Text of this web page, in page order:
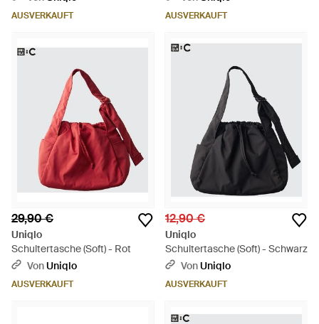
AUSVERKAUFT AUSVERKAUFT
29,90 €
Uniqlo
Schultertasche (Soft) - Rot
VonUniqlo
AUSVERKAUFT
12,90 €
Uniqlo
Schultertasche (Soft) - Schwarz
VonUniqlo
AUSVERKAUFT